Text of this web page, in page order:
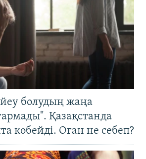
болудың жаңа
Қазақстанда
көбейді. Оған не себеп?